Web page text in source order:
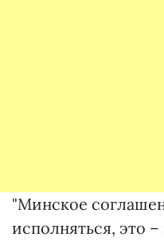
"Минское
исполняться, это